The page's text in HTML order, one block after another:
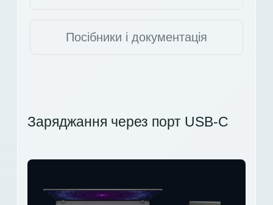
Посібники і документація
Заряджання через порт USB-C